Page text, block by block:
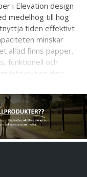
i Elevation design
medelhög till hög
tiden effektivt
minskar
alltid finns papper.
funktionell och
intryck hos dina
att papper alltid finns
rullar och minskar
se när det är dags